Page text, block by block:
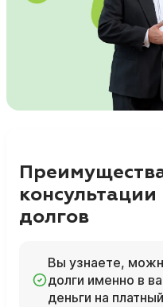
консультации
долгов
Вы узнаете,
долги именно в
деньги на